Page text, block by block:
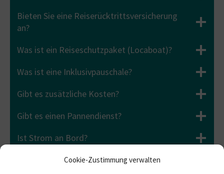
Cookie-Zustimmung verwalten
Bieten Sie eine Reiserücktrittsversicherung
an?
Was ist ein Reiseschutzpaket (Locaboat)?
Was ist eine Inklusivpauschale?
Gibt es zusätzliche Kosten?
Gibt es einen Pannendienst?
Ist Strom an Bord?
Muss man tanken?